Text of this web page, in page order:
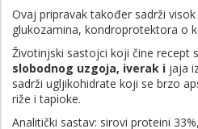
Ovaj pripravak također sadrži
glukozamina, kondroprotektora o
Životinjski sastojci koji čine recept
slobodnog uzgoja, iverak i jaja
sadrži ugljikohidrate koji se brzo
riže i tapioke.
Analitički sastav: sirovi proteini